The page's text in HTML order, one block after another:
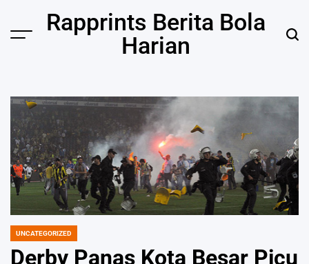
content
Rapprints Berita Bola
Harian
POSTED
UNCATEGORIZED
Derby Panas Kota Besar Picu